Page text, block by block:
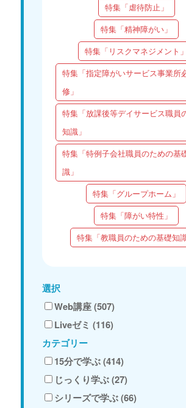
特集「虐待防止」
特集「精神障がい」
特集「リスクマネジメント」
特集「指定障がいサービス事業所
修」
特集「放課後等デイサービス職員
知識」
特集「特例子会社職員のための基
識」
特集「グループホーム」
特集「障がい特性」
特集「教職員のための基礎知識
選択
Web講座 (507)
Liveゼミ (116)
カテゴリー
15分で学ぶ (414)
じっくり学ぶ (27)
シリーズで学ぶ (66)